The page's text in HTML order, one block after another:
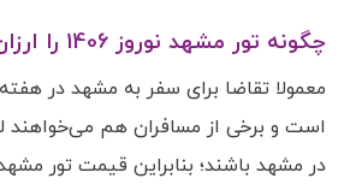
چگونه تور مشهد نوروز 1406 را ارزان تر رزرو کنیم؟
معمولا تقاضا برای سفر به مشهد در هفته
است و برخی از مسافران هم می‌خواهند